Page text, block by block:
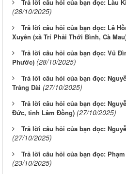
Trả lời câu hỏi của bạn đọc: Làu
(28/10/2025)
Trả lời câu hỏi của bạn đọc: Lê
Xuyên (xã Trí Phải Thới Bình, Cà
Trả lời câu hỏi của bạn đọc: Vũ
Phước) (28/10/2025)
Trả lời câu hỏi của bạn đọc:
Trảng Dài (27/10/2025)
Trả lời câu hỏi của bạn đọc:
Đức, tỉnh Lâm Đồng) (27/10/2025)
Trả lời câu hỏi của bạn đọc:
(27/10/2025)
Trả lời câu hỏi của bạn đọc:
(23/10/2025)